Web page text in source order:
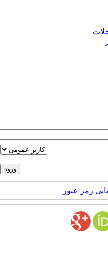
رمز عبور